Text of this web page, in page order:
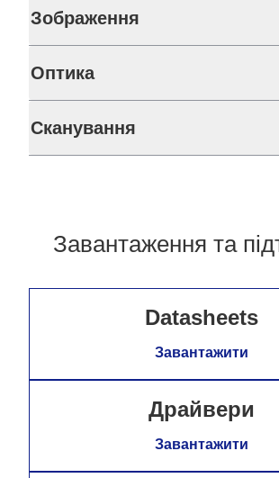
Зображення
Оптика
Сканування
Завантаження та
Datasheets
Завантажити
Драйвери
Завантажити